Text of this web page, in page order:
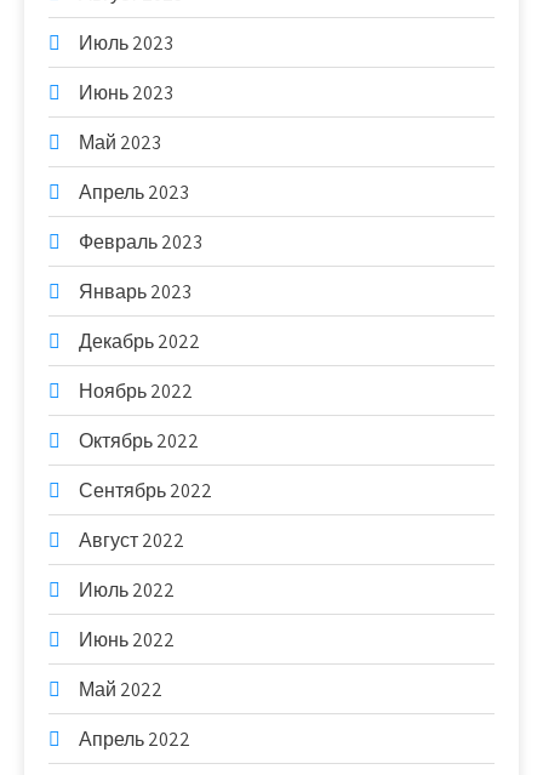
Июль 2023
Июнь 2023
Май 2023
Апрель 2023
Февраль 2023
Январь 2023
Декабрь 2022
Ноябрь 2022
Октябрь 2022
Сентябрь 2022
Август 2022
Июль 2022
Июнь 2022
Май 2022
Апрель 2022